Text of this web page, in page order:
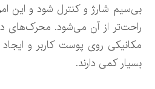
بی‌سیم شارژ و کنترل شود و این
راحت‌تر از آن می‌شود. محرک‌های
مکانیکی روی پوست کاربر و
بسیار کمی دارند.